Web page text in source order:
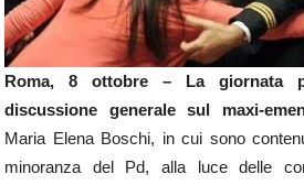
Roma, 8 ottobre – La giornata
discussione generale sul maxi-
Maria Elena Boschi, in cui sono
minoranza del Pd, alla luce delle